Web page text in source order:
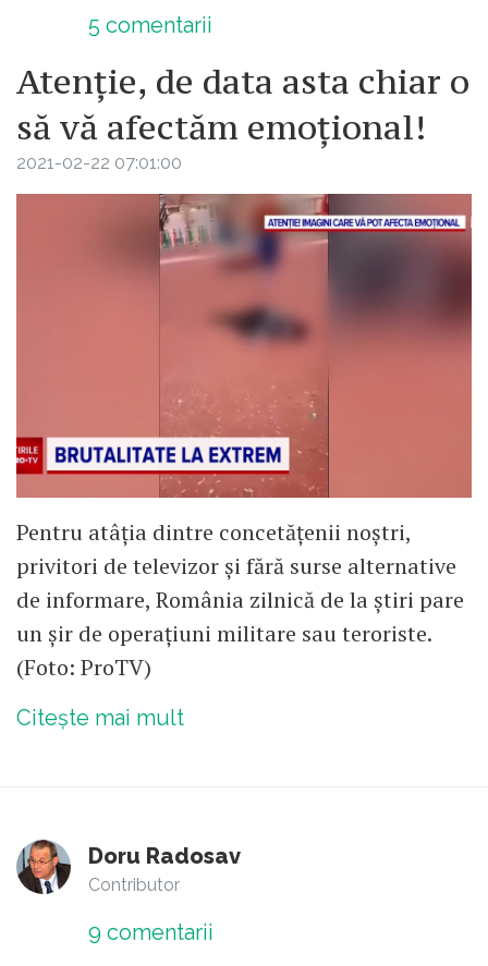
5 comentarii
Atenție, de data asta chiar o
să vă afectăm emoțional!
2021-02-22 07:01:00
Pentru atâția dintre concetățenii noștri,
privitori de televizor și fără surse alternative
de informare, România zilnică de la știri pare
un șir de operațiuni militare sau teroriste.
(Foto: ProTV)
Citește mai mult
Doru Radosav
Contributor
9 comentarii